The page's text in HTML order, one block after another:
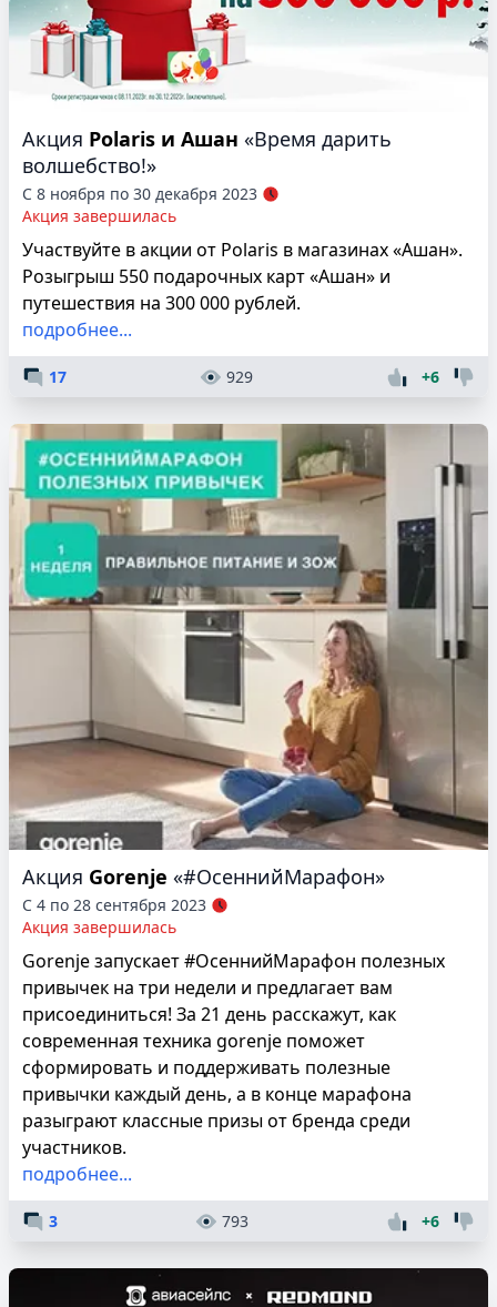
Акция Polaris и Ашан «Время дарить
волшебство!»
С 8 ноября по 30 декабря 2023
Акция завершилась
Участвуйте в акции от Polaris в магазинах «Ашан».
Розыгрыш 550 подарочных карт «Ашан» и
путешествия на 300 000 рублей.
подробнее...
17 929 +6
Акция Gorenje «#ОсеннийМарафон»
С 4 по 28 сентября 2023
Акция завершилась
Gorenje запускает #ОсеннийМарафон полезных
привычек на три недели и предлагает вам
присоединиться! За 21 день расскажут, как
современная техника gorenje поможет
сформировать и поддерживать полезные
привычки каждый день, а в конце марафона
разыграют классные призы от бренда среди
участников.
подробнее...
3 793 +6